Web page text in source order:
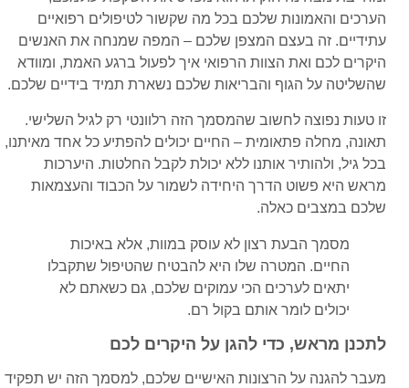
הערכים והאמונות שלכם בכל מה שקשור לטיפולים רפואיים
עתידיים. זה בעצם המצפן שלכם – המפה שמנחה את האנשים
היקרים לכם ואת הצוות הרפואי איך לפעול ברגע האמת, ומוודא
שהשליטה על הגוף והבריאות שלכם נשארת תמיד בידיים שלכם.
זו טעות נפוצה לחשוב שהמסמך הזה רלוונטי רק לגיל השלישי.
תאונה, מחלה פתאומית – החיים יכולים להפתיע כל אחד מאיתנו,
בכל גיל, ולהותיר אותנו ללא יכולת לקבל החלטות. היערכות
מראש היא פשוט הדרך היחידה לשמור על הכבוד והעצמאות
שלכם במצבים כאלה.
מסמך הבעת רצון לא עוסק במוות, אלא באיכות
החיים. המטרה שלו היא להבטיח שהטיפול שתקבלו
יתאים לערכים הכי עמוקים שלכם, גם כשאתם לא
יכולים לומר אותם בקול רם.
לתכנן מראש, כדי להגן על היקרים לכם
מעבר להגנה על הרצונות האישיים שלכם, למסמך הזה יש תפקיד